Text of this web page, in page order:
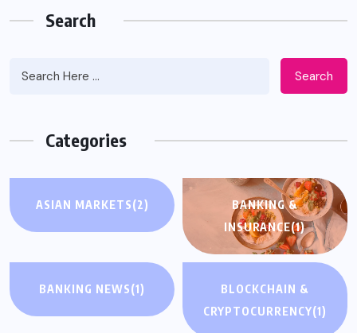
Search
Search
Categories
ASIAN MARKETS(2)
BANKING &
INSURANCE(1)
BANKING NEWS(1)
BLOCKCHAIN &
CRYPTOCURRENCY(1)